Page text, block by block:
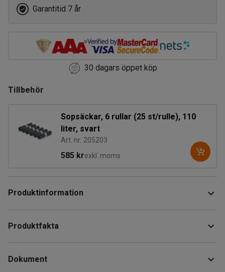
Garantitid 7 år
30 dagars öppet köp
Tillbehör
Sopsäckar, 6 rullar (25 st/rulle), 110
liter, svart
Art. nr: 205203
585 krexkl. moms
Produktinformation
ergonomi. Det rejäla, greppvänliga handtaget och de stora
Produktfakta
Bredd: 445
Dokument